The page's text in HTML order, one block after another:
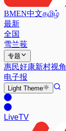
BMEN中文தமிழ்
最新
全国
雪兰莪
专题
惠民好康新村视角
电子报
Light Theme
LiveTV